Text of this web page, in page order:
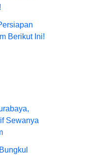
Berikut Ini!
Sewanya